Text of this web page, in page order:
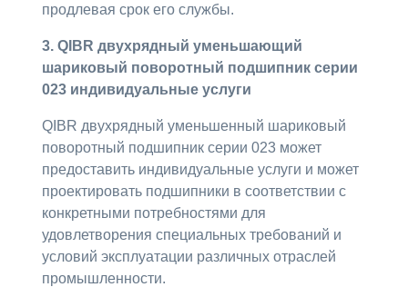
продлевая срок его службы.
3. QIBR двухрядный уменьшающий
шариковый поворотный подшипник серии
023 индивидуальные услуги
QIBR двухрядный уменьшенный шариковый
поворотный подшипник серии 023 может
предоставить индивидуальные услуги и может
проектировать подшипники в соответствии с
конкретными потребностями для
удовлетворения специальных требований и
условий эксплуатации различных отраслей
промышленности.